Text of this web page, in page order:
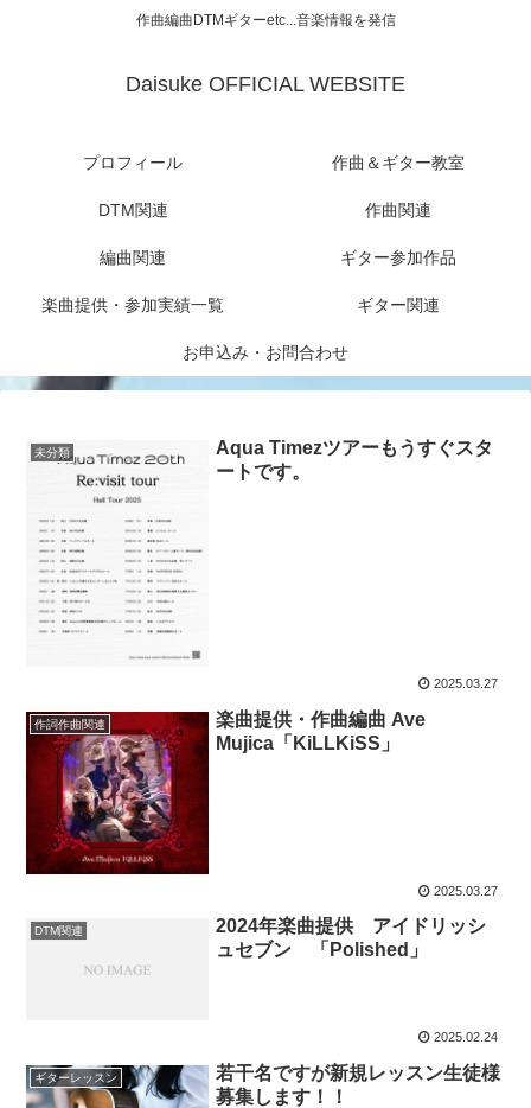
作曲編曲DTMギターetc...音楽情報を発信
Daisuke OFFICIAL WEBSITE
プロフィール 作曲＆ギター教室
DTM関連 作曲関連
編曲関連 ギター参加作品
楽曲提供・参加実績一覧 ギター関連
お申込み・お問合わせ
未分類
Aqua Timezツアーもうすぐスタ
ートです。
2025.03.27
作詞作曲関連
楽曲提供・作曲編曲 Ave
Mujica「KiLLKiSS」
2025.03.27
DTM関連
2024年楽曲提供 アイドリッシ
ュセブン 「Polished」
2025.02.24
ギターレッスン
若干名ですが新規レッスン生徒様
募集します！！